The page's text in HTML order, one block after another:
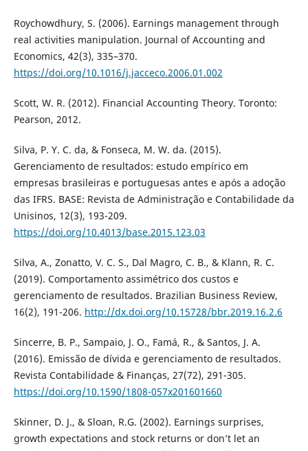
Roychowdhury, S. (2006). Earnings management through
real activities manipulation. Journal of Accounting and
Economics, 42(3), 335–370.
https://doi.org/10.1016/j.jacceco.2006.01.002
Scott, W. R. (2012). Financial Accounting Theory. Toronto:
Pearson, 2012.
Silva, P. Y. C. da, & Fonseca, M. W. da. (2015).
Gerenciamento de resultados: estudo empírico em
empresas brasileiras e portuguesas antes e após a adoção
das IFRS. BASE: Revista de Administração e Contabilidade da
Unisinos, 12(3), 193-209.
https://doi.org/10.4013/base.2015.123.03
Silva, A., Zonatto, V. C. S., Dal Magro, C. B., & Klann, R. C.
(2019). Comportamento assimétrico dos custos e
gerenciamento de resultados. Brazilian Business Review,
16(2), 191-206. http://dx.doi.org/10.15728/bbr.2019.16.2.6
Sincerre, B. P., Sampaio, J. O., Famá, R., & Santos, J. A.
(2016). Emissão de dívida e gerenciamento de resultados.
Revista Contabilidade & Finanças, 27(72), 291-305.
https://doi.org/10.1590/1808-057x201601660
Skinner, D. J., & Sloan, R.G. (2002). Earnings surprises,
growth expectations and stock returns or don’t let an